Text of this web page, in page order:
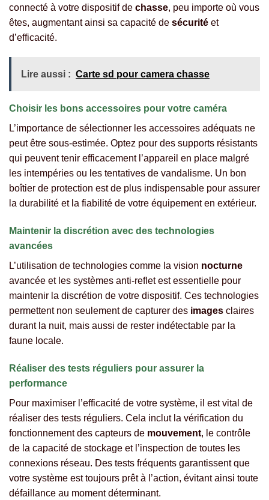
connecté à votre dispositif de chasse, peu importe où vous
êtes, augmentant ainsi sa capacité de sécurité et
d’efficacité.
Lire aussi : Carte sd pour camera chasse
Choisir les bons accessoires pour votre caméra
L’importance de sélectionner les accessoires adéquats ne
peut être sous-estimée. Optez pour des supports résistants
qui peuvent tenir efficacement l’appareil en place malgré
les intempéries ou les tentatives de vandalisme. Un bon
boîtier de protection est de plus indispensable pour assurer
la durabilité et la fiabilité de votre équipement en extérieur.
Maintenir la discrétion avec des technologies
avancées
L’utilisation de technologies comme la vision nocturne
avancée et les systèmes anti-reflet est essentielle pour
maintenir la discrétion de votre dispositif. Ces technologies
permettent non seulement de capturer des images claires
durant la nuit, mais aussi de rester indétectable par la
faune locale.
Réaliser des tests réguliers pour assurer la
performance
Pour maximiser l’efficacité de votre système, il est vital de
réaliser des tests réguliers. Cela inclut la vérification du
fonctionnement des capteurs de mouvement, le contrôle
de la capacité de stockage et l’inspection de toutes les
connexions réseau. Des tests fréquents garantissent que
votre système est toujours prêt à l’action, évitant ainsi toute
défaillance au moment déterminant.